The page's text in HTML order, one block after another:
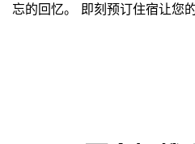
忘的回忆。 即刻预订住宿让您